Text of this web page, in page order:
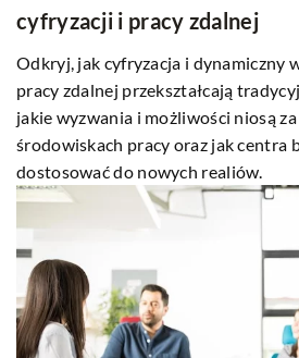
cyfryzacji i pracy zdalnej
Odkryj, jak cyfryzacja i dynamiczny
pracy zdalnej przekształcają
jakie wyzwania i możliwości niosą
środowiskach pracy oraz jak centra
dostosować do nowych realiów.